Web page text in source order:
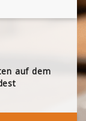
auf dem